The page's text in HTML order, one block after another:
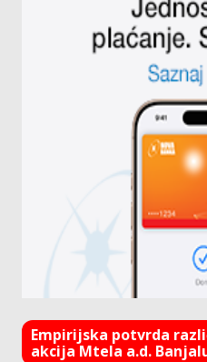
Empirijska potvrda
akcija Mtela a.d.